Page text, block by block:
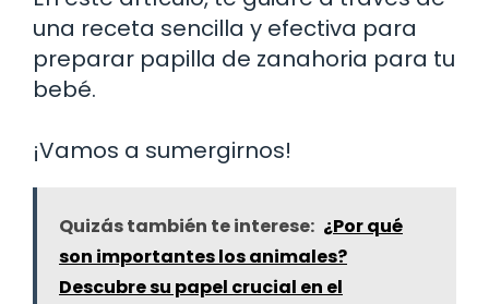
una receta sencilla y efectiva para
preparar papilla de zanahoria para tu
bebé.
¡Vamos a sumergirnos!
Quizás también te interese: ¿Por qué
son importantes los animales?
Descubre su papel crucial en el